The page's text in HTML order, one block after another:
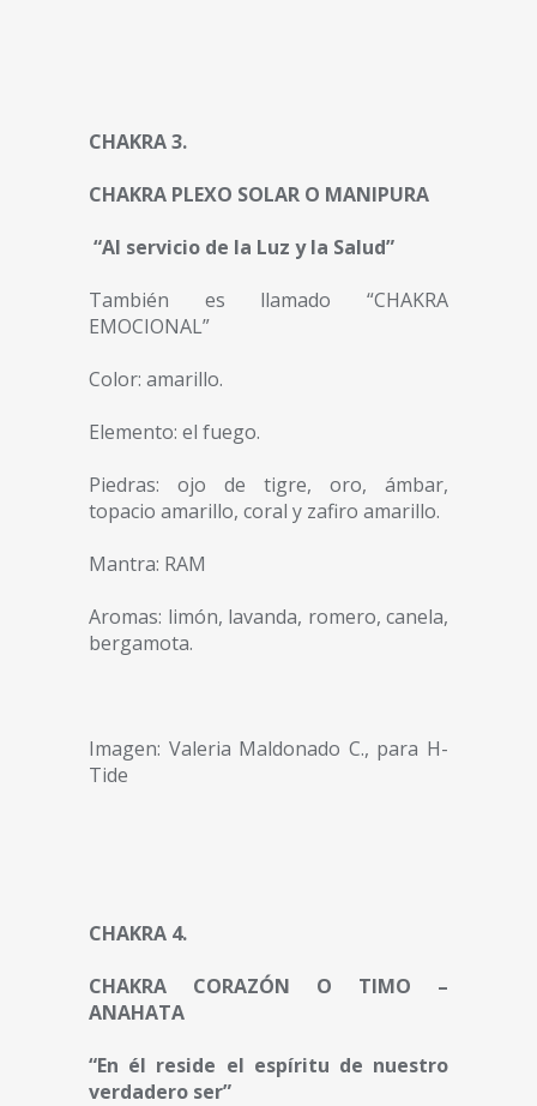
CHAKRA 3.
CHAKRA PLEXO SOLAR O MANIPURA
“Al servicio de la Luz y la Salud”
También es llamado “CHAKRA
EMOCIONAL”
Color: amarillo.
Elemento: el fuego.
Piedras: ojo de tigre, oro, ámbar,
topacio amarillo, coral y zafiro amarillo.
Mantra: RAM
Aromas: limón, lavanda, romero, canela,
bergamota.
Imagen: Valeria Maldonado C., para H-
Tide
CHAKRA 4.
CHAKRA CORAZÓN O TIMO –
ANAHATA
“En él reside el espíritu de nuestro
verdadero ser”